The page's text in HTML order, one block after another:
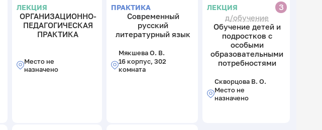
ЛЕКЦИЯ
ОРГАНИЗАЦИОННО-
ПЕДАГОГИЧЕСКАЯ
ПРАКТИКА
Место не
назначено
ПРАКТИКА
Современный
русский
литературный язык
Мякшева О. В.
16 корпус, 302
комната
ЛЕКЦИЯ
З
д/обучение
Обучение детей и
подростков с
особыми
образовательными
потребностями
Скворцова В. О.
Место не
назначено